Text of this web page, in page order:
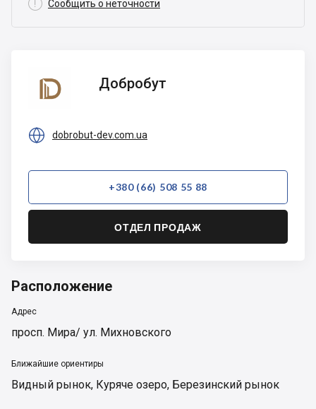
 Сообщить о неточности
Добробут
 dobrobut-dev.com.ua
+380 (66) 508 55 88
ОТДЕЛ ПРОДАЖ
Расположение
Адрес
просп. Мира/ ул. Михновского
Ближайшие ориентиры
Видный рынок, Куряче озеро, Березинский рынок